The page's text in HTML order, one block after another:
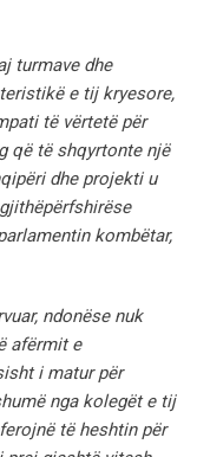
turmave dhe
e tij kryesore,
të vërtetë për
që të shqyrtonte një
dhe projekti u
kombëtar,
ndonëse nuk
afërmit e
i matur për
nga kolegët e tij
të heshtin për